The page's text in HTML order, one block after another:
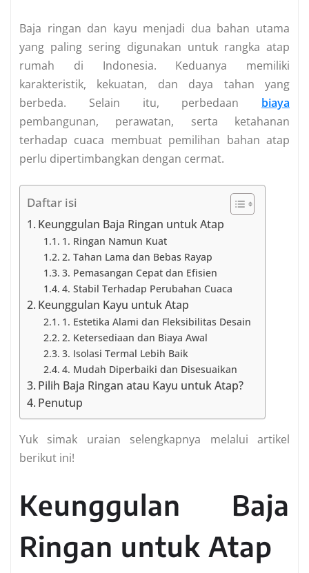
Baja ringan dan kayu menjadi dua bahan utama
yang paling sering digunakan untuk rangka atap
rumah di Indonesia. Keduanya memiliki
karakteristik, kekuatan, dan daya tahan yang
berbeda. Selain itu, perbedaan biaya
pembangunan, perawatan, serta ketahanan
terhadap cuaca membuat pemilihan bahan atap
perlu dipertimbangkan dengan cermat.
Daftar isi
Keunggulan Baja Ringan untuk Atap
1. Ringan Namun Kuat
2. Tahan Lama dan Bebas Rayap
3. Pemasangan Cepat dan Efisien
4. Stabil Terhadap Perubahan Cuaca
Keunggulan Kayu untuk Atap
1. Estetika Alami dan Fleksibilitas Desain
2. Ketersediaan dan Biaya Awal
3. Isolasi Termal Lebih Baik
4. Mudah Diperbaiki dan Disesuaikan
Pilih Baja Ringan atau Kayu untuk Atap?
Penutup
Yuk simak uraian selengkapnya melalui artikel
berikut ini!
Keunggulan Baja
Ringan untuk Atap